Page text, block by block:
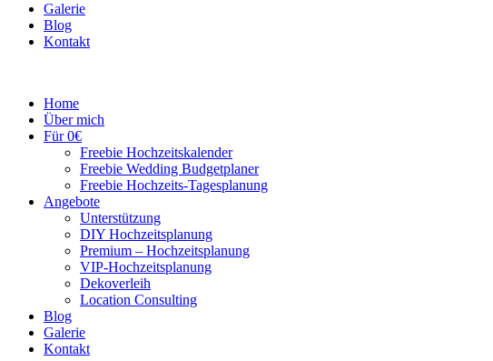
Galerie
Blog
Kontakt
Home
Über mich
Für 0€
Freebie Hochzeitskalender
Freebie Wedding Budgetplaner
Freebie Hochzeits-Tagesplanung
Angebote
Unterstützung
DIY Hochzeitsplanung
Premium – Hochzeitsplanung
VIP-Hochzeitsplanung
Dekoverleih
Location Consulting
Blog
Galerie
Kontakt